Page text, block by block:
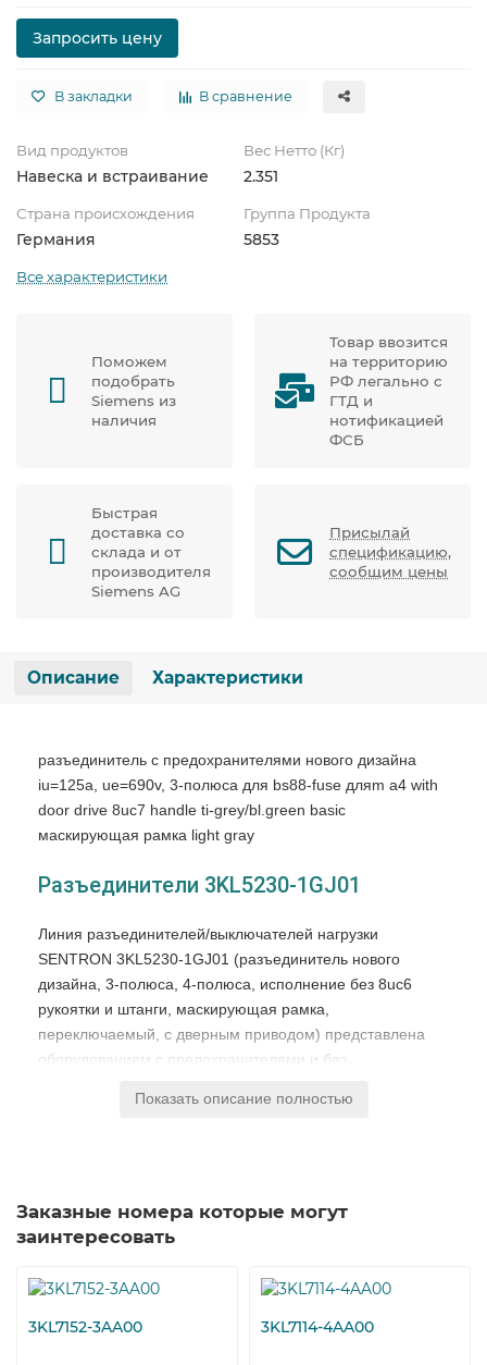
Запросить цену
В закладки В сравнение
Вид продуктов
Навеска и встраивание
Вес Нетто (Кг)
2.351
Страна происхождения
Германия
Группа Продукта
5853
Все характеристики
Поможем
подобрать
Siemens из
наличия
Товар ввозится
на территорию
РФ легально с
ГТД и
нотификацией
ФСБ
Быстрая
доставка со
склада и от
производителя
Siemens AG
Присылай
спецификацию,
сообщим цены
Описание Характеристики
разъединитель с предохранителями нового дизайна
iu=125a, ue=690v, 3-полюса для bs88-fuse дляm a4 with
door drive 8uc7 handle ti-grey/bl.green basic
маскирующая рамка light gray
Разъединители 3KL5230-1GJ01
Линия разъединителей/выключателей нагрузки
SENTRON 3KL5230-1GJ01 (разъединитель нового
дизайна, 3-полюса, 4-полюса, исполнение без 8uc6
рукоятки и штанги, маскирующая рамка,
переключаемый, с дверным приводом) представлена
оборудованием с предохранителями и без.
от коротких замыканий и перегрузок складские
60947-3.
Активируемые вручную, 3 или 4-полюсные выключатели
соединения вспомогательных и главных цепей тока 3-
фазных двигателей и других энерго-потребителей
Показать описание полностью
Заказные номера которые могут
заинтересовать
3KL7152-3AA00 3KL7114-4AA00